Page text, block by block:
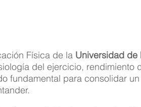
Física de la Universidad de
del ejercicio, rendimiento
fundamental para consolidar